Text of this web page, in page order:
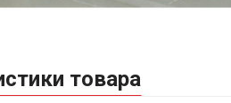
товара